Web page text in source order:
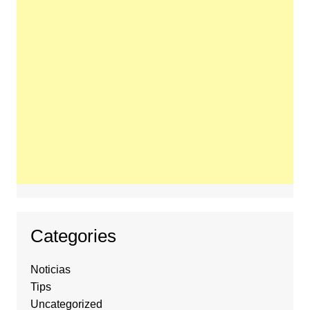
Categories
Noticias
Tips
Uncategorized